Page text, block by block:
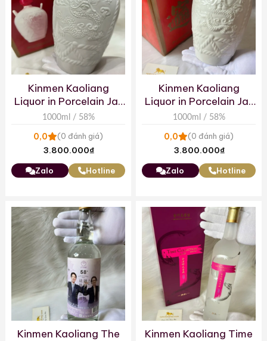
Kinmen Kaoliang
Liquor in Porcelain Jar
1000ml 2007
1000ml / 58%
0,0 (0 đánh giá)
3.800.000₫
Zalo Hotline
Kinmen Kaoliang
Liquor in Porcelain Jar
1000ml 2008
1000ml / 58%
0,0 (0 đánh giá)
3.800.000₫
Zalo Hotline
Kinmen Kaoliang The
Kinmen Kaoliang Time